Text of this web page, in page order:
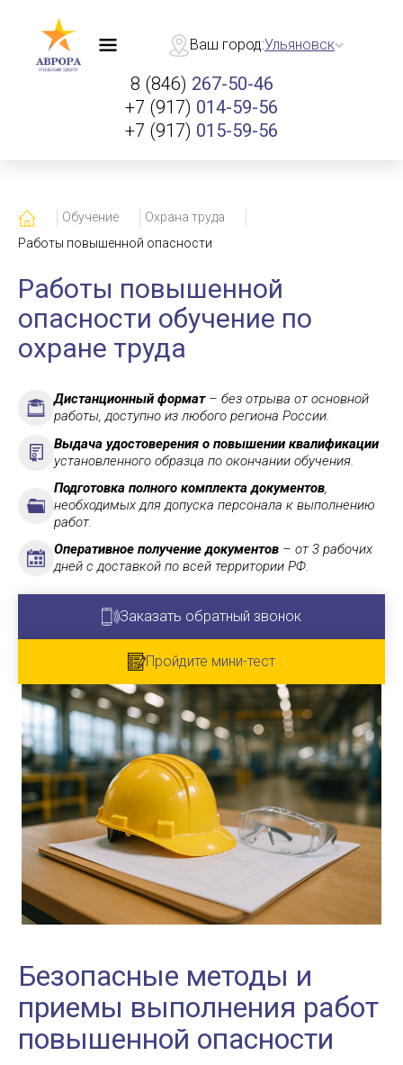
Ваш город:Ульяновск
8 (846) 267-50-46
+7 (917) 014-59-56
+7 (917) 015-59-56
ГлавнаяОбучение
Охрана труда
Работы повышенной опасности
Работы повышенной
опасности обучение по
охране труда
Дистанционный формат– без отрыва от основной
работы, доступно из любого региона России.
Выдача удостоверения о повышении квалификации
установленного образца по окончании обучения.
Подготовка полного комплекта документов,
необходимых для допуска персонала к выполнению
работ.
Оперативное получение документов – от 3 рабочих
дней с доставкой по всей территории РФ.
Заказать обратный звонок
Пройдите мини-тест
Безопасные методы и
приемы выполнения работ
повышенной опасности